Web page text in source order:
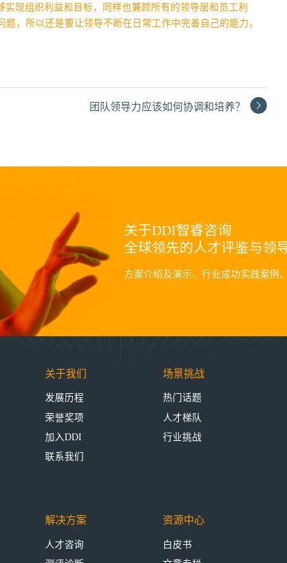
现组织利益和目标，同样也兼顾所有的领导层和员工利
，所以还是要让领导不断在日常工作中完善自己的能力，
团队领导力应该如何协调和培养？
关于DDI智睿咨询
全球领先的人才评鉴与领
方案介绍及演示、行业成功实践案例
关于我们
发展历程
荣誉奖项
加入DDI
联系我们
场景挑战
热门话题
人才梯队
行业挑战
解决方案
人才咨询
资源中心
白皮书